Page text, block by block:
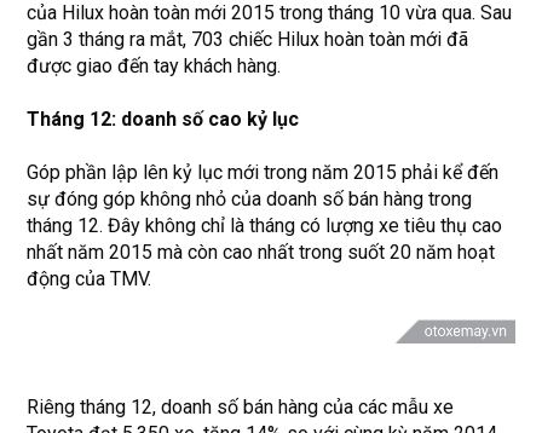
của Hilux hoàn toàn mới 2015 trong tháng 10 vừa qua. Sau
gần 3 tháng ra mắt, 703 chiếc Hilux hoàn toàn mới đã
được giao đến tay khách hàng.
Tháng 12: doanh số cao kỷ lục
Góp phần lập lên kỷ lục mới trong năm 2015 phải kể đến
sự đóng góp không nhỏ của doanh số bán hàng trong
tháng 12. Đây không chỉ là tháng có lượng xe tiêu thụ cao
nhất năm 2015 mà còn cao nhất trong suốt 20 năm hoạt
động của TMV.
Riêng tháng 12, doanh số bán hàng của các mẫu xe